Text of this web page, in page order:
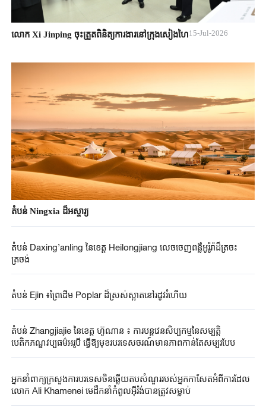
លោក Xi Jinping ចុះត្រួតពិនិត្យការងារនៅក្រុងសៀងហៃ15-Jul-2026
តំបន់ Ningxia ដ៏អស្ចារ្យ
តំបន់ Daxing’anling​​ នៃខេត្ត Heilongjiang​ លេចចេញពន្លឺអូរ៉ូរ៉ាដ៏ត្រចះ
ត្រចង់
តំបន់ Ejin ​៖ព្រៃ​ដើម​ Poplar ​ដ៏​ស្រស់ស្អាត​នៅរដូវរំហើយ​
តំបន់ Zhangjiajie នៃខេត្ត ហ៊ូណាន ៖ ការបន្តវេនសិប្បកម្មនៃសម្បតិ្ត
បេតិកភណ្ឌវប្បធម៌អរូបី ធ្វើឱ្យមុខរបរទេសចរណ៍មានភាពកាន់តែសម្បូរបែប
អ្នកនាំពាក្យក្រសួងការបរទេសចិនឆ្លើយតបសំណួររបស់អ្នកកាសែតអំពីការដែល
លោក Ali Khamenei មេដឹកនាំកំពូលអ៊ីរ៉ង់បានត្រូវសម្លាប់